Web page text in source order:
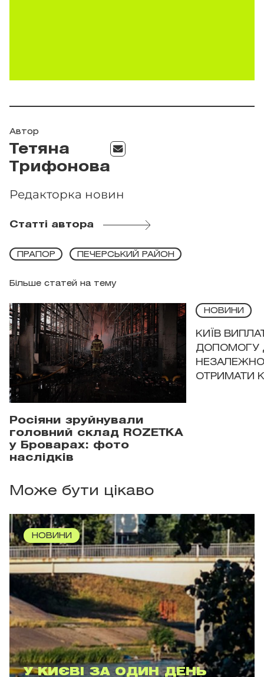
Автор
Тетяна
Трифонова
Редакторка новин
Статті автора
Більше статей на тему
ПРАПОР ПЕЧЕРСЬКИЙ РАЙОН
Росіяни зруйнували
головний склад ROZETKA
у Броварах: фото
наслідків
НОВИНИ
КИЇВ
ДОПОМОГУ
ОТРИМАТИ
Може бути цікаво
НОВИНИ
У КИЄВІ ЗА ОДИН ДЕНЬ